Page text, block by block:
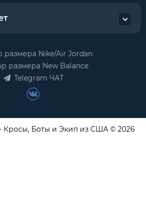
размера Nike/Air Jordan
размера New Balance
Telegram ЧАТ
- Кросы, Боты и Экип из США © 2026